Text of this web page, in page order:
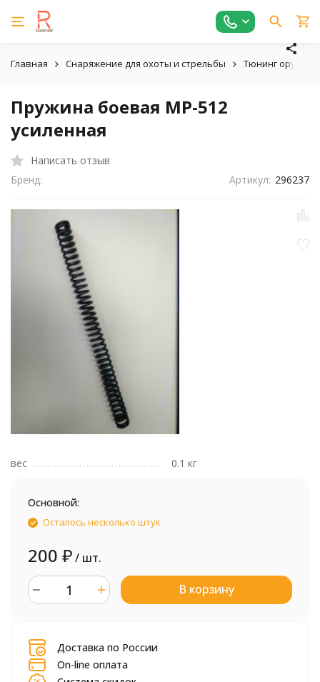
Главная Снаряжение для охоты и стрельбы Тюнинг оружия,
Пружина боевая МР-512
усиленная
Написать отзыв
Бренд:
Артикул: 296237
вес 0.1 кг
Основной:
Осталось несколько штук
200 ₽/ шт.
В корзину
Доставка по России
On-line оплата